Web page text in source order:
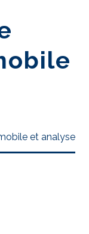
et analyse